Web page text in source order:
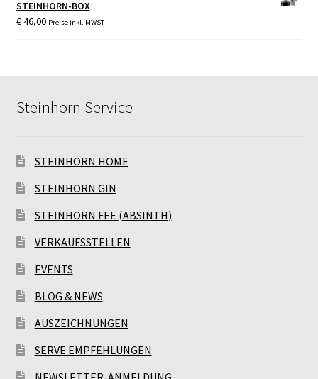
STEINHORN-BOX
€46,00 Preise inkl. MWST
Steinhorn Service
STEINHORN HOME
STEINHORN GIN
STEINHORN FEE (ABSINTH)
VERKAUFSSTELLEN
EVENTS
BLOG & NEWS
AUSZEICHNUNGEN
SERVE EMPFEHLUNGEN